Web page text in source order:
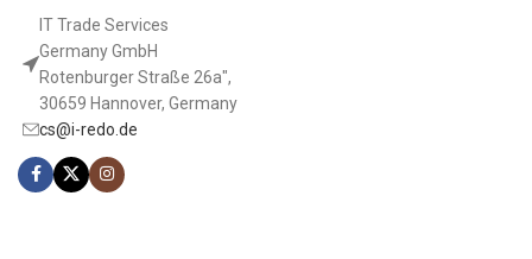
IT Trade Services
Germany GmbH
Rotenburger Straße 26a",
30659 Hannover, Germany
cs@i-redo.de